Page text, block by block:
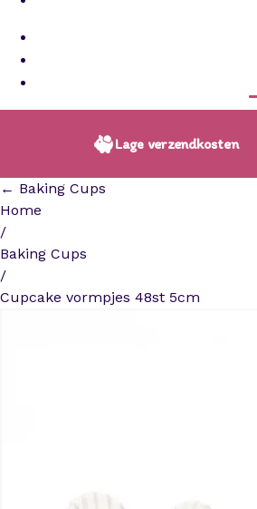
Lage verzendkosten
← Baking Cups
Home
/
Baking Cups
/
Cupcake vormpjes 48st 5cm